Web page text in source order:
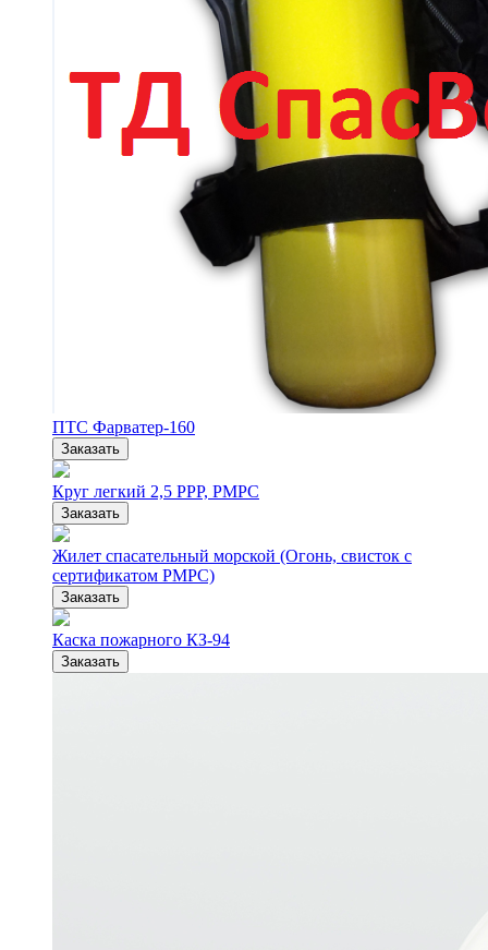
ПТС Фарватер-160
Заказать
Круг легкий 2,5 РРР, РМРС
Заказать
Жилет спасательный морской (Огонь, свисток с
сертификатом РМРС)
Заказать
Каска пожарного КЗ-94
Заказать